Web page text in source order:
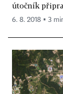
útočník
6. 8. 2018 ▪ 3